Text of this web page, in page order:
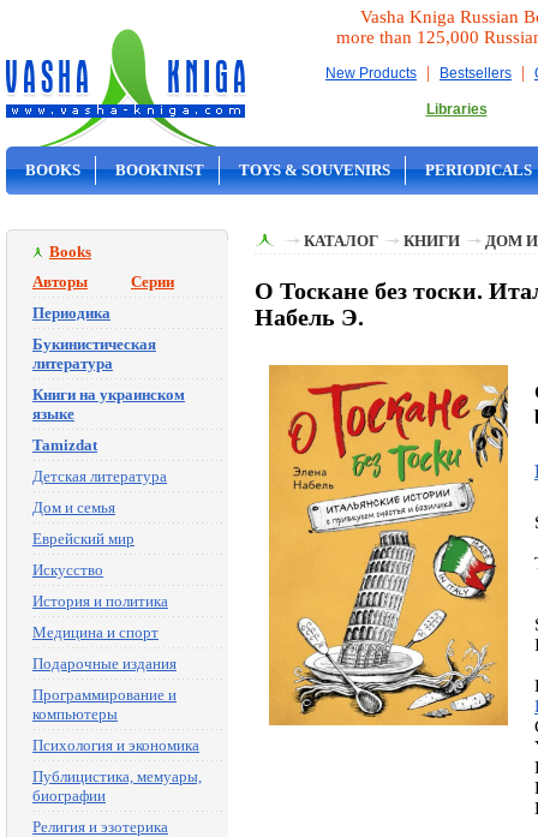
Vasha Kniga Russian
more than 125,000
New Products | Bestsellers |
Libraries
BOOKS BOOKINIST TOYS & SOUVENIRS PERIODICALS
Books
Авторы
Серии
Периодика
Букинистическая
литература
Книги на украинском
языке
Tamizdat
Детская литература
Дом и семья
Еврейский мир
Искусство
История и политика
Медицина и спорт
Подарочные издания
Программирование и
компьютеры
Психология и экономика
Публицистика, мемуары,
биографии
Религия и эзотерика
КАТАЛОГ КНИГИ ДОМ
О Тоскане без тоски.
Набель Э.